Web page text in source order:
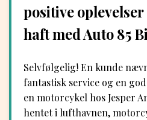
positive
haft med Auto 85
Selvfølgelig! En kunde
fantastisk service og en
en motorcykel hos Jesper
hentet i lufthavnen,